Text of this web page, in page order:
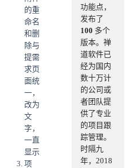
功能点，
发布了
100 多个
版本。禅
道软件已
经为国内
数十万计
的公司或
者团队提
供了专业
的项目跟
踪管理。
时隔九
年，2018
的重
命名
和删
除与
提需
求页
面统
一，
改为
文
字，
一直
显示
项